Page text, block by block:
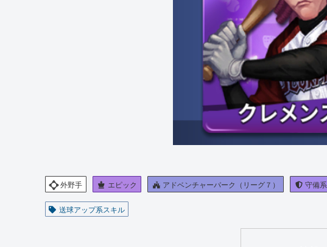
外野手 エピック アドベンチャーパーク（リーグ７） 守備系
送球アップ系スキル